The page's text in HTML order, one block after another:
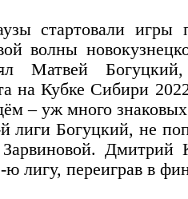
стартовали
волны
Матвей
на Кубке Сибири
– уж много
лиги Богуцкий, не
Дмитрий
ю лигу, переиграв в